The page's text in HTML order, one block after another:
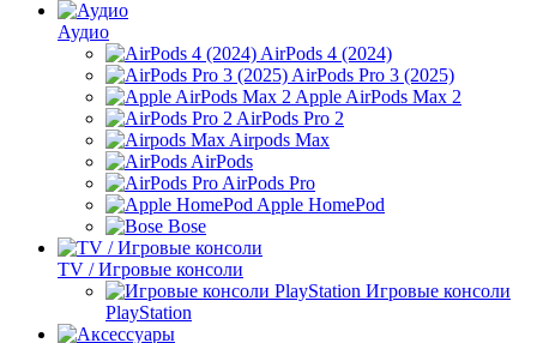
Аудио
AirPods 4 (2024)
AirPods Pro 3 (2025)
Apple AirPods Max 2
AirPods Pro 2
Airpods Max
AirPods
AirPods Pro
Apple HomePod
Bose
TV / Игровые консоли
Игровые консоли
PlayStation